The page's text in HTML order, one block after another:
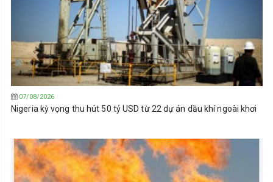
07/08/2026
Nigeria kỳ vọng thu hút 50 tỷ USD từ 22 dự án dầu khí ngoài khơi